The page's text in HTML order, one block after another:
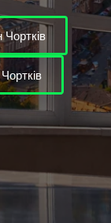
Чортків